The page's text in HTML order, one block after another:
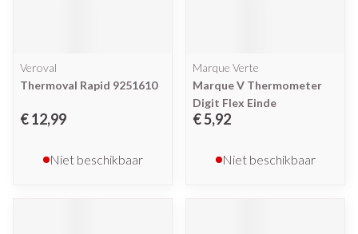
Veroval
Thermoval Rapid 9251610
€ 12,99
Niet beschikbaar
Marque Verte
Marque V Thermometer
Digit Flex Einde
€ 5,92
Niet beschikbaar